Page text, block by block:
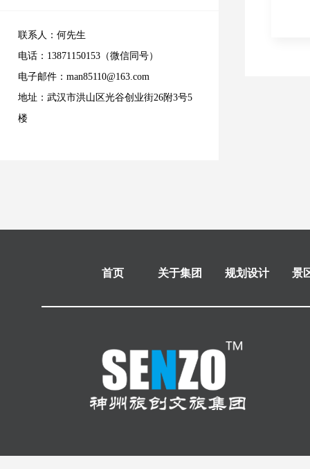
联系人：何先生
电话：13871150153（微信同号）
电子邮件：man85110@163.com
地址：武汉市洪山区光谷创业街26附3号5
楼
首页 关于集团 规划设计 景